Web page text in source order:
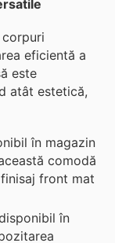
eficientă a
este
atât estetică,
în magazin
comodă
front mat
în